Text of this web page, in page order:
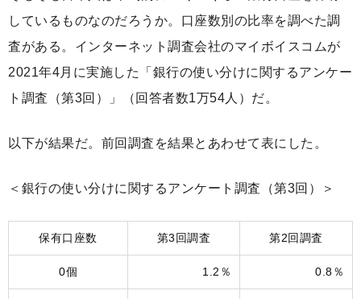
しているものなのだろうか。口座数別の比率を調べた調
査がある。インターネット調査会社のマイボイスコムが
2021年4月に実施した「銀行の使い分けに関するアンケー
ト調査（第3回）」（回答者数1万54人）だ。
以下が結果だ。前回調査を結果とあわせて表にした。
＜銀行の使い分けに関するアンケート調査（第3回）＞
保有口座数 第3回調査 第2回調査
0個 1.2％ 0.8％